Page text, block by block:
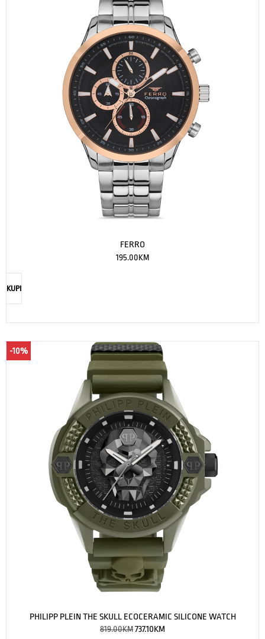
FERRO
195.00KM
KUPI
-10%
PHILIPP PLEIN THE SKULL ECOCERAMIC SILICONE WATCH
819.00KM737.10KM